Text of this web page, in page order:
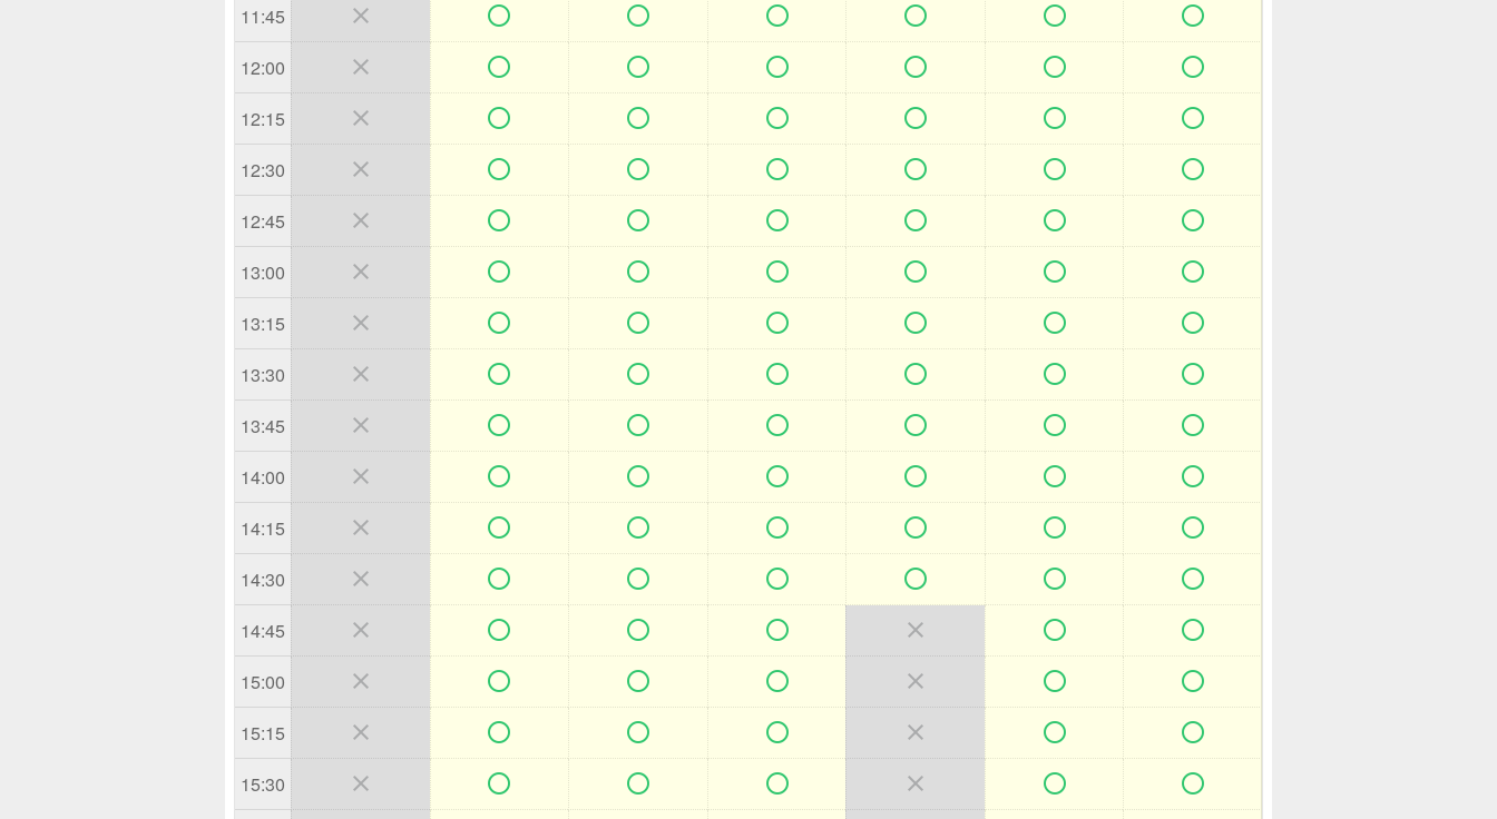
11:45       
12:00       
12:15       
12:30       
12:45       
13:00       
13:15       
13:30       
13:45       
14:00       
14:15       
14:30       
14:45       
15:00       
15:15       
15:30       